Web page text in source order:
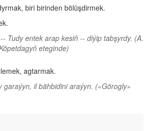
biri birinden bölüşdirmek.
Tudy entek arap kesiň -- diýip tabşyrdy. (A.
eteginde)
agtarmak.
garaýyn, il bähbidini araýyn. («Görogly»